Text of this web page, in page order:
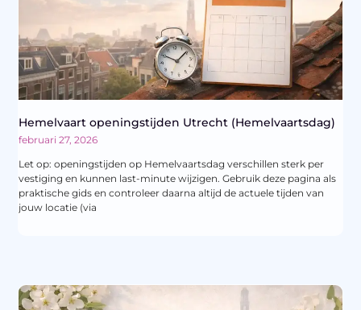
Hemelvaart openingstijden Utrecht (Hemelvaartsdag)
februari 27, 2026
Let op: openingstijden op Hemelvaartsdag verschillen sterk per
vestiging en kunnen last-minute wijzigen. Gebruik deze pagina als
praktische gids en controleer daarna altijd de actuele tijden van
jouw locatie (via